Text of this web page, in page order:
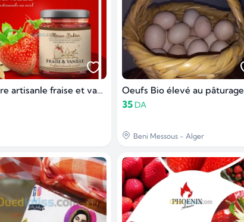
Confiture artisanle fraise et vanille Oeufs Bio élevé au pâturage
35 DA
Beni Messous - Alger